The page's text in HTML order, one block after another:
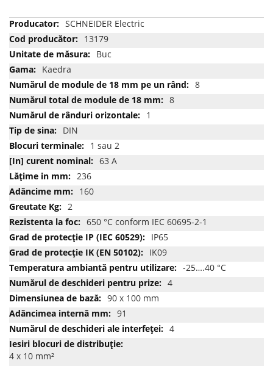
Mai
multe
informatii
SCHNEIDER Electric
13179
Buc
Kaedra
8
8
1
DIN
1 sau 2
63 A
236
160
2
650 °C conform IEC 60695-2-1
IP65
IK09
-25….40 °C
4
90 x 100 mm
91
4
4 x 10 mm²